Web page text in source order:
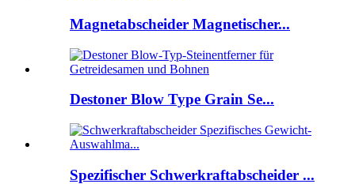
Magnetabscheider Magnetischer...
Destoner Blow Type Grain Se...
Spezifischer Schwerkraftabscheider ...